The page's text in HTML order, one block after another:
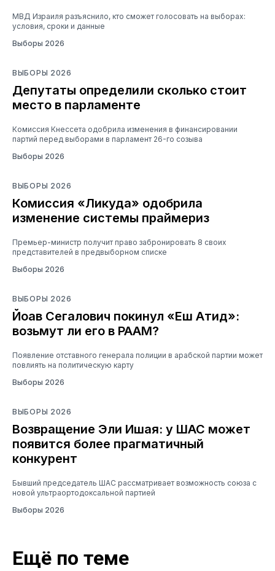
МВД Израиля разъяснило, кто сможет голосовать на выборах:
условия, сроки и данные
Выборы 2026
ВЫБОРЫ 2026
Депутаты определили сколько стоит
место в парламенте
Комиссия Кнессета одобрила изменения в финансировании
партий перед выборами в парламент 26-го созыва
Выборы 2026
ВЫБОРЫ 2026
Комиссия «Ликуда» одобрила
изменение системы праймериз
Премьер-министр получит право забронировать 8 своих
представителей в предвыборном списке
Выборы 2026
ВЫБОРЫ 2026
Йоав Сегалович покинул «Еш Атид»:
возьмут ли его в РААМ?
Появление отставного генерала полиции в арабской партии может
повлиять на политическую карту
Выборы 2026
ВЫБОРЫ 2026
Возвращение Эли Ишая: у ШАС может
появится более прагматичный
конкурент
Бывший председатель ШАС рассматривает возможность союза с
новой ультраортодоксальной партией
Выборы 2026
Ещё по теме